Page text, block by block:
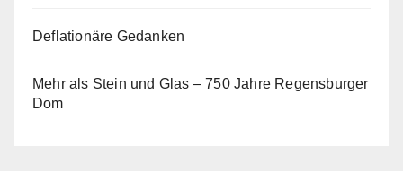
Deflationäre Gedanken
Mehr als Stein und Glas – 750 Jahre Regensburger
Dom